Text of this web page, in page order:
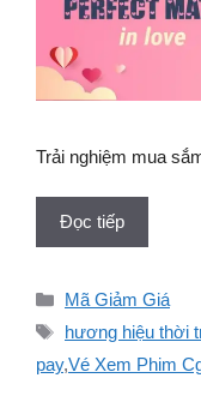
Trải nghiệm mua
Đọc tiếp
Danh
mục
Mã Giảm Giá
Thẻ
hương hiệu thời
pay,Vé Xem Phim